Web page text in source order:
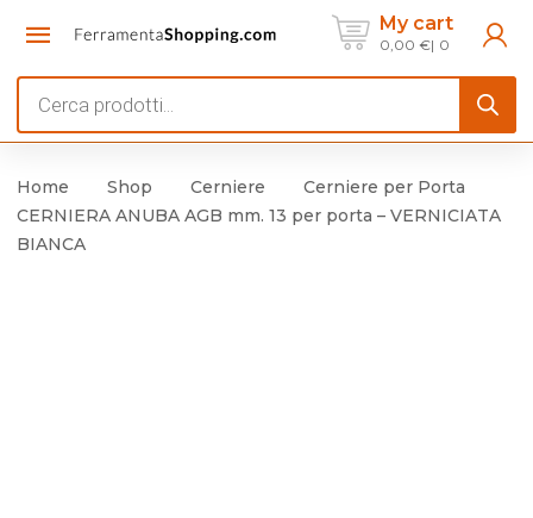
My cart
0,00 € 0
search
Home Shop Cerniere
Cerniere per Porta
CERNIERA ANUBA AGB mm. 13 per porta – VERNICIATA
BIANCA